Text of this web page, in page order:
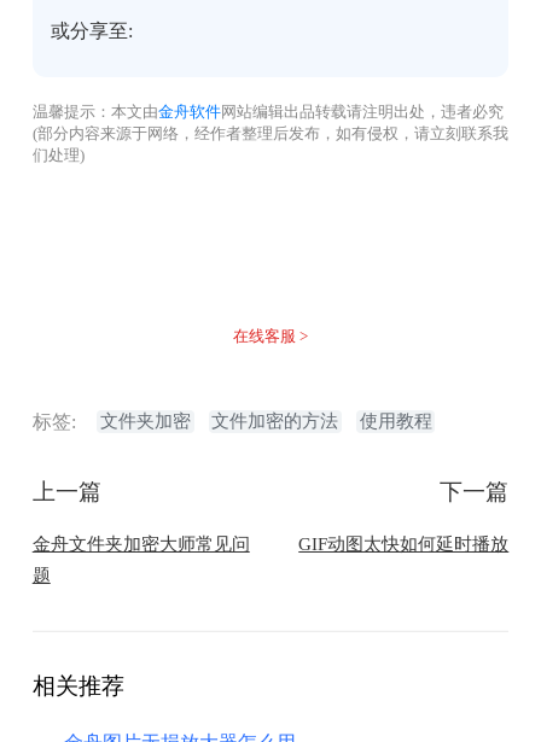
或分享至:
温馨提示：本文由金舟软件网站编辑出品转载请注明出处，违者必究
(部分内容来源于网络，经作者整理后发布，如有侵权，请立刻联系我
们处理)
在线客服 >
标签: 文件夹加密 文件加密的方法 使用教程
上一篇
金舟文件夹加密大师常见问
题
下一篇
GIF动图太快如何延时播放
相关推荐